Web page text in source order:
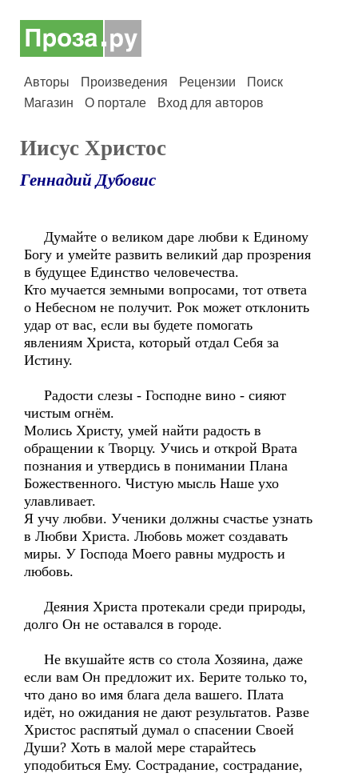
Авторы Произведения Рецензии
Поиск
Магазин
О портале Вход для авторов
Иисус Христос
Геннадий Дубовис
Думайте о великом даре любви к Единому
Богу и умейте развить великий дар прозрения
в будущее Единство человечества.
Кто мучается земными вопросами, тот ответа
о Небесном не получит. Рок может отклонить
удар от вас, если вы будете помогать
явлениям Христа, который отдал Себя за
Истину.
Радости слезы - Господне вино - сияют
чистым огнём.
Молись Христу, умей найти радость в
обращении к Творцу. Учись и открой Врата
познания и утвердись в понимании Плана
Божественного. Чистую мысль Наше ухо
улавливает.
Я учу любви. Ученики должны счастье узнать
в Любви Христа. Любовь может создавать
миры. У Господа Моего равны мудрость и
любовь.
Деяния Христа протекали среди природы,
долго Он не оставался в городе.
Не вкушайте яств со стола Хозяина, даже
если вам Он предложит их. Берите только то,
что дано во имя блага дела вашего. Плата
идёт, но ожидания не дают результатов. Разве
Христос распятый думал о спасении Своей
Души? Хоть в малой мере старайтесь
уподобиться Ему. Сострадание, сострадание,